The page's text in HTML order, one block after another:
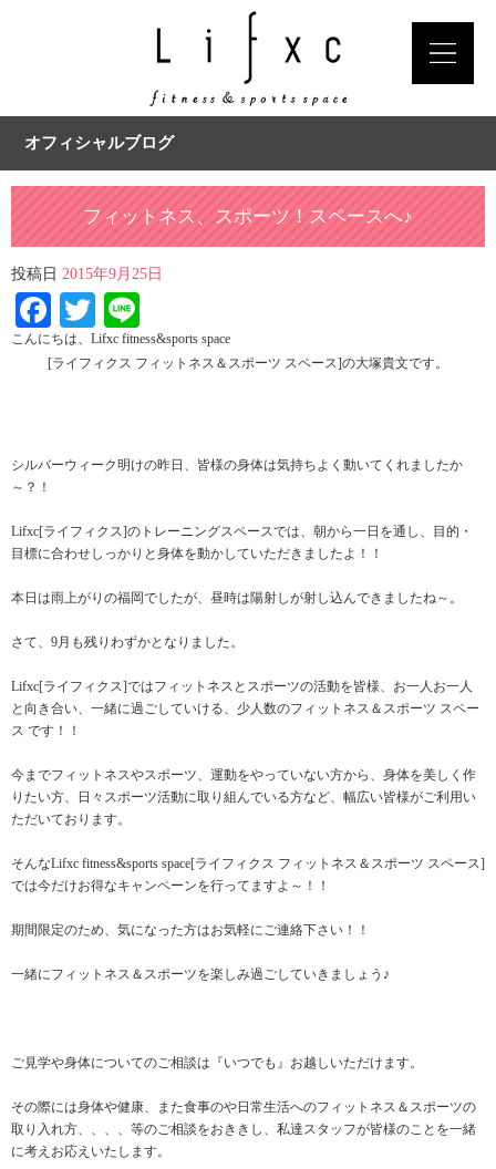
オフィシャルブログ
フィットネス、スポーツ！スペースへ♪
投稿日 2015年9月25日
Facebook
Twitter
こんにちは、Lifxc fitness&sports space
[ライフィクス フィットネス＆スポーツ スペース]の大塚貴文です。
シルバーウィーク明けの昨日、皆様の身体は気持ちよく動いてくれましたか
～？！
Lifxc[ライフィクス]のトレーニングスペースでは、朝から一日を通し、目的・
目標に合わせしっかりと身体を動かしていただきましたよ！！
本日は雨上がりの福岡でしたが、昼時は陽射しが射し込んできましたね～。
さて、9月も残りわずかとなりました。
Lifxc[ライフィクス]ではフィットネスとスポーツの活動を皆様、お一人お一人
と向き合い、一緒に過ごしていける、少人数のフィットネス＆スポーツ スペー
ス です！！
今までフィットネスやスポーツ、運動をやっていない方から、身体を美しく作
りたい方、日々スポーツ活動に取り組んでいる方など、幅広い皆様がご利用い
ただいております。
そんなLifxc fitness&sports space[ライフィクス フィットネス＆スポーツ スペース]
では今だけお得なキャンペーンを行ってますよ～！！
期間限定のため、気になった方はお気軽にご連絡下さい！！
一緒にフィットネス＆スポーツを楽しみ過ごしていきましょう♪
ご見学や身体についてのご相談は『いつでも』お越しいただけます。
その際には身体や健康、また食事のや日常生活へのフィットネス＆スポーツの
取り入れ方、、、、等のご相談をおききし、私達スタッフが皆様のことを一緒
に考えお応えいたします。